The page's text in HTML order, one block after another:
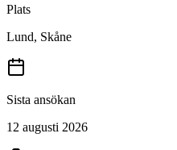
Plats
Lund, Skåne
Sista ansökan
12 augusti 2026